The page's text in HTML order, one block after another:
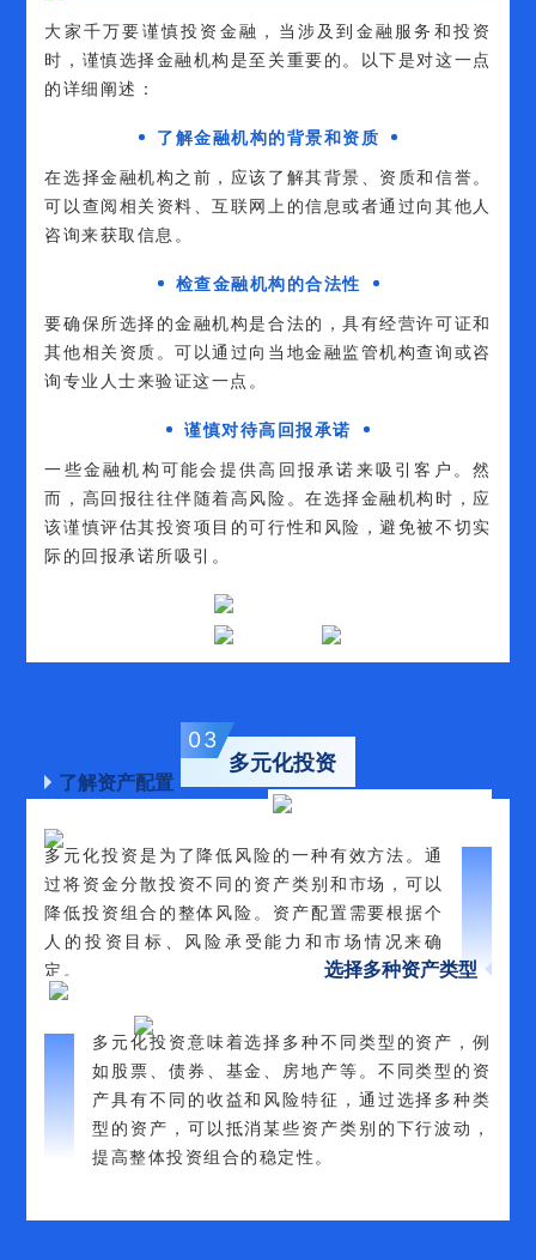
大家千万要谨慎投资金融，当涉及到金融服务和投资
时，谨慎选择金融机构是至关重要的。以下是对这一点
的详细阐述：
了解金融机构的背景和资质
在选择金融机构之前，应该了解其背景、资质和信誉。
可以查阅相关资料、互联网上的信息或者通过向其他人
咨询来获取信息。
检查金融机构的合法性
要确保所选择的金融机构是合法的，具有经营许可证和
其他相关资质。可以通过向当地金融监管机构查询或咨
询专业人士来验证这一点。
谨慎对待高回报承诺
一些金融机构可能会提供高回报承诺来吸引客户。然
而，高回报往往伴随着高风险。在选择金融机构时，应
该谨慎评估其投资项目的可行性和风险，避免被不切实
际的回报承诺所吸引。
03
多元化投资
了解资产配置
多元化投资是为了降低风险的一种有效方法。通
过将资金分散投资不同的资产类别和市场，可以
降低投资组合的整体风险。资产配置需要根据个
人的投资目标、风险承受能力和市场情况来确
定。
选择多种资产类型
多元化投资意味着选择多种不同类型的资产，例
如股票、债券、基金、房地产等。不同类型的资
产具有不同的收益和风险特征，通过选择多种类
型的资产，可以抵消某些资产类别的下行波动，
提高整体投资组合的稳定性。